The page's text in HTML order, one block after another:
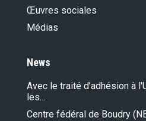
Œuvres sociales
Médias
News
Avec le traité d’adhésion à
les…
Centre fédéral de Boudry